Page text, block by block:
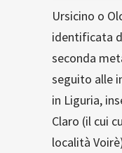
Ursicino o
identificata
seconda
seguito alle
in Liguria,
Claro (il cui
località